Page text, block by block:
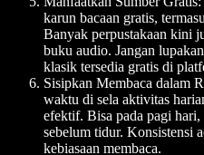
karun bacaan gratis,
Banyak perpustakaan kini
buku audio. Jangan
klasik tersedia gratis di
Sisipkan Membaca dalam
waktu di sela aktivitas
efektif. Bisa pada pagi hari,
sebelum tidur. Konsistensi
kebiasaan membaca.